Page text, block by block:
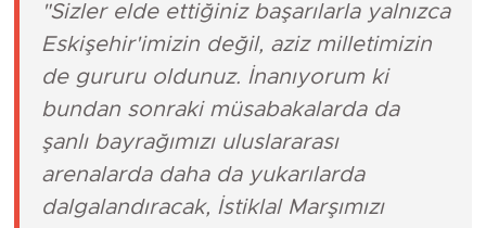
"Sizler elde ettiğiniz başarılarla yalnızca
Eskişehir'imizin değil, aziz milletimizin
de gururu oldunuz. İnanıyorum ki
bundan sonraki müsabakalarda da
şanlı bayrağımızı uluslararası
arenalarda daha da yukarılarda
dalgalandıracak, İstiklal Marşımızı